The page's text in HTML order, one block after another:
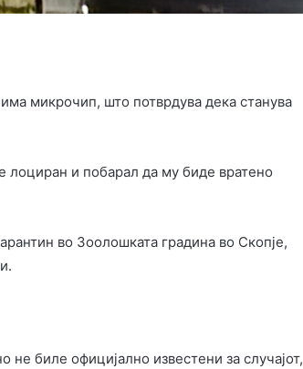
микрочип, што потврдува дека станува
лоциран и побарал да му биде вратено
во Зоолошката градина во Скопје,
не биле официјално известени за случајот,